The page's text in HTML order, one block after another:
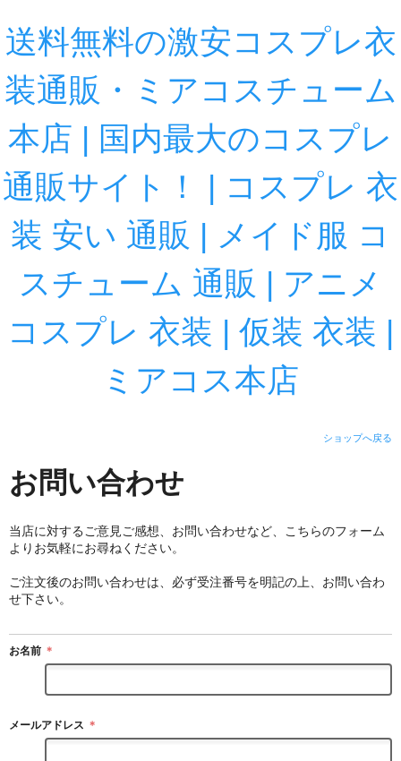
送料無料の激安コスプレ衣
装通販・ミアコスチューム
本店 | 国内最大のコスプレ
通販サイト！ | コスプレ 衣
装 安い 通販 | メイド服 コ
スチューム 通販 | アニメ
コスプレ 衣装 | 仮装 衣装 |
ミアコス本店
ショップへ戻る
お問い合わせ
当店に対するご意見ご感想、お問い合わせなど、こちらのフォーム
よりお気軽にお尋ねください。
ご注文後のお問い合わせは、必ず受注番号を明記の上、お問い合わ
せ下さい。
お名前 ＊
メールアドレス ＊